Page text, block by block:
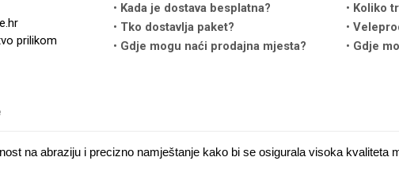
prilikom
Kada je dostava besplatna?
Koliko
Tko dostavlja paket?
Gdje mogu naći prodajna mjesta?
Gdje
na abraziju i precizno namještanje kako bi se osigurala visoka kvaliteta